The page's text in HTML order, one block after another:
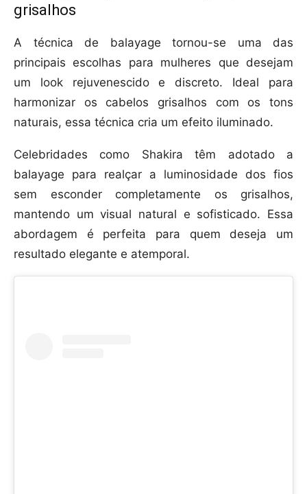
grisalhos
A técnica de balayage tornou-se uma das
principais escolhas para mulheres que desejam
um look rejuvenescido e discreto. Ideal para
harmonizar os cabelos grisalhos com os tons
naturais, essa técnica cria um efeito iluminado.
Celebridades como Shakira têm adotado a
balayage para realçar a luminosidade dos fios
sem esconder completamente os grisalhos,
mantendo um visual natural e sofisticado. Essa
abordagem é perfeita para quem deseja um
resultado elegante e atemporal.